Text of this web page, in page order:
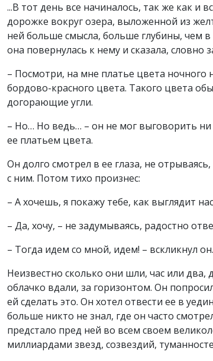
...В тот день все начиналось, так же как
дорожке вокруг озера, выложенной из
ней больше смысла, больше глубины, чем
она повернулась к нему и сказала, словно
– Посмотри, на мне платье цвета ночного
бордово-красного цвета. Такого цвета
догорающие угли.
– Но… Но ведь… – он не мог выговорить
ее платьем цвета.
Он долго смотрел в ее глаза, не
с ним. Потом тихо произнес:
– А хочешь, я покажу тебе, как выглядит
– Да, хочу, – не задумываясь, радостно
– Тогда идем со мной, идем! – вскликнул он.
Неизвестно сколько они шли, час или
облачко вдали, за горизонтом. Он
ей сделать это. Он хотел отвести ее в
больше никто не знал, где он часто
предстало пред ней во всем своем
миллиардами звезд, созвездий,